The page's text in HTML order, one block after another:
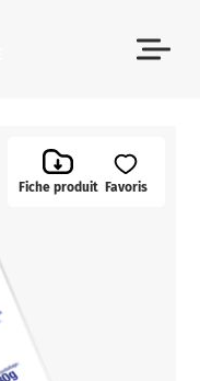
Fiche produit Favoris